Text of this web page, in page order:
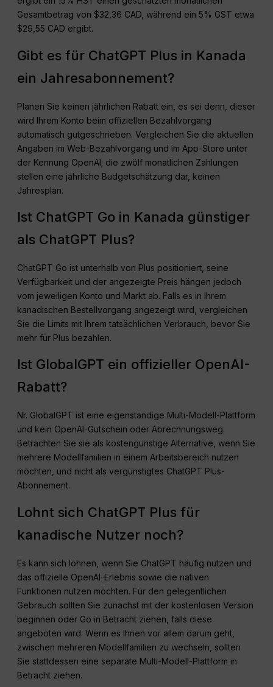
Gesamtbetrag von $32,36 CAD, während ein 5% GST etwa
$29,55 CAD ergibt.
Gibt es für ChatGPT Plus in Kanada
ein Jahresabonnement?
Planen Sie keinen jährlichen Rabatt ein, es sei denn, dieser
wird Ihrem Konto beim offiziellen Bezahlvorgang
automatisch gutgeschrieben. Vergleichen Sie die aktuellen
Angaben im Web-Bezahlvorgang und im App-Store unter
der Kennung OpenAI; die zwölf monatlichen Zahlungen
stellen eine jährliche Budgetschätzung dar, keinen
Jahresplan.
Ist ChatGPT Go in Kanada günstiger
als ChatGPT Plus?
ChatGPT Go ist unterhalb von Plus positioniert, seine
Verfügbarkeit und der angezeigte Preis hängen jedoch
vom jeweiligen Konto und Markt ab. Falls es in Ihrem
kanadischen Bestellvorgang angezeigt wird, vergleichen
Sie die Limits mit Ihrem tatsächlichen Verbrauch, bevor Sie
mehr für Plus bezahlen.
Ist GlobalGPT ein offizieller OpenAI-
Rabatt?
Nr. GlobalGPT ist eine eigenständige Multi-Modell-Plattform
und kein OpenAI-Gutschein oder Abrechnungsweg.
Betrachten Sie sie als kostengünstige Alternative, wenn Sie
mehrere Modellfamilien in einem Arbeitsbereich nutzen
möchten, und nicht als vergünstigtes ChatGPT Plus-
Abonnement.
Lohnt sich ChatGPT Plus für
kanadische Nutzer noch?
Es kann sich lohnen, wenn Sie ChatGPT häufig nutzen und
das offizielle OpenAI-Erlebnis sowie die nativen
Funktionen nutzen möchten. Für den gelegentlichen
Gebrauch sollten Sie zunächst mit der kostenlosen Version
beginnen oder Go in Betracht ziehen, falls diese
angeboten wird. Wenn es Ihnen vor allem darum geht,
zwischen mehreren Modellfamilien zu wechseln, sollten
Sie stattdessen eine separate Multi-Modell-Plattform in
Betracht ziehen.